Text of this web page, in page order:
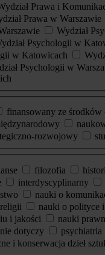
Prawa i
Prawa w Warszawie
Wydział
Psychologii w
w Katowicach
Psychologii w
finansowany ze środków
rozwojowy
filozofia
interdyscyplinarny
nauki o
nauki o polityce
i jakości
nauki
nie dotyczy psychiatria
i konserwacja dzieł